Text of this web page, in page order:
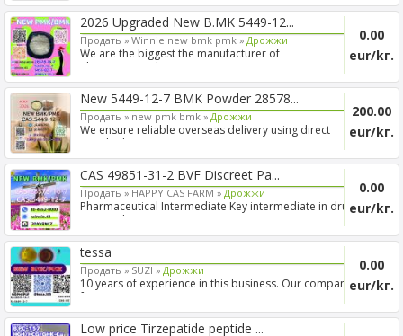
2026 Upgraded New B.MK 5449-12...
Продать »Winnie new bmk pmk »Дрожжи
We are the biggest the manufacturer of
Pharmaceutical interm...
0.00
eur/kг.
New 5449-12-7 BMK Powder 28578...
Продать » new pmk bmk » Дрожжи
We ensure reliable overseas delivery using direct
supply cha...
200.00
eur/kг.
CAS 49851-31-2 BVF Discreet Pa...
Продать » HAPPY CAS FARM » Дрожжи
Pharmaceutical Intermediate Key intermediate in drug
R&D and...
0.00
eur/kг.
tessa
Продать »SUZI »Дрожжи
10 years of experience in this business. Our company
focuses...
0.00
eur/kг.
Low price Tirzepatide peptide ...